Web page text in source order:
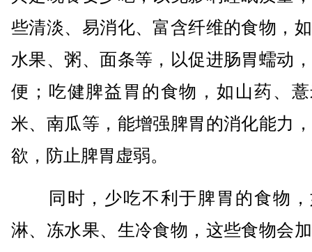
些清淡、易消化、富含纤维的食物，
水果、粥、面条等，以促进肠胃蠕动
便；吃健脾益胃的食物，如山药、
米、南瓜等，能增强脾胃的消化能力
欲，防止脾胃虚弱。
同时，少吃不利于脾胃的食物，
淋、冻水果、生冷食物，这些食物会